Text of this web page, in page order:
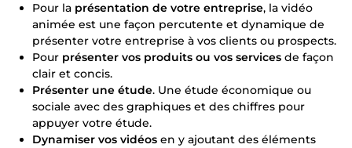
Pour la présentation de votre entreprise, la vidéo
animée est une façon percutente et dynamique de
présenter votre entreprise à vos clients ou prospects.
Pour présenter vos produits ou vos services de façon
clair et concis.
Présenter une étude. Une étude économique ou
sociale avec des graphiques et des chiffres pour
appuyer votre étude.
Dynamiser vos vidéos en y ajoutant des éléments